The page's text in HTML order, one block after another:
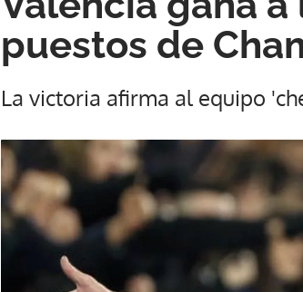
puestos de
La victoria afirma al equipo